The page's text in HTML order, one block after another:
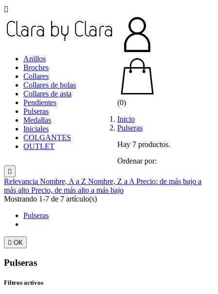

Anillos
Broches
Collares
Collares de bolas
Collares de asta
Pendientes
Pulseras
Medallas
Iniciales
COLGANTES
OUTLET
(0)
Inicio
Pulseras
Hay 7 productos.
Ordenar por:

Relevancia Nombre, A a Z Nombre, Z a A Precio: de más bajo a
más alto Precio, de más alto a más bajo
Mostrando 1-7 de 7 artículo(s)
Pulseras
 OK
Pulseras
Filtros activos